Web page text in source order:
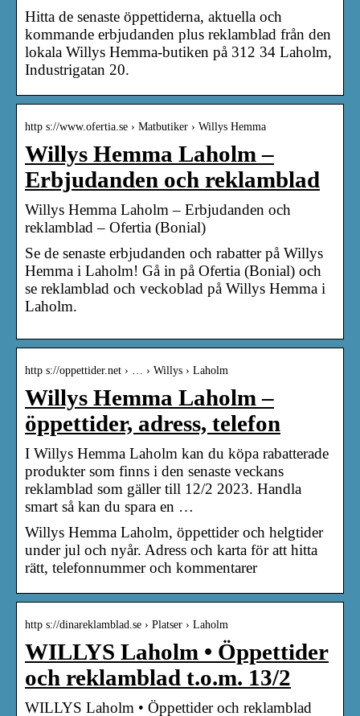
Hitta de senaste öppettiderna, aktuella och
kommande erbjudanden plus reklamblad från den
lokala Willys Hemma-butiken på 312 34 Laholm,
Industrigatan 20.
http s://www.ofertia.se › Matbutiker › Willys Hemma
Willys Hemma Laholm –
Erbjudanden och reklamblad
Willys Hemma Laholm – Erbjudanden och
reklamblad – Ofertia (Bonial)
Se de senaste erbjudanden och rabatter på Willys
Hemma i Laholm! Gå in på Ofertia (Bonial) och
se reklamblad och veckoblad på Willys Hemma i
Laholm.
http s://oppettider.net › … › Willys › Laholm
Willys Hemma Laholm –
öppettider, adress, telefon
I Willys Hemma Laholm kan du köpa rabatterade
produkter som finns i den senaste veckans
reklamblad som gäller till 12/2 2023. Handla
smart så kan du spara en …
Willys Hemma Laholm, öppettider och helgtider
under jul och nyår. Adress och karta för att hitta
rätt, telefonnummer och kommentarer
http s://dinareklamblad.se › Platser › Laholm
WILLYS Laholm • Öppettider
och reklamblad t.o.m. 13/2
WILLYS Laholm • Öppettider och reklamblad